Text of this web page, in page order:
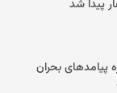
پیامدهای بحران